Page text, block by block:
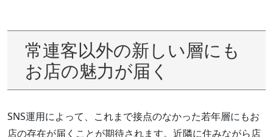
常連客以外の新しい層にも
お店の魅力が届く
SNS運用によって、これまで接点のなかった若年層にもお
店の存在が届くことが期待されます。近隣に住みながら店